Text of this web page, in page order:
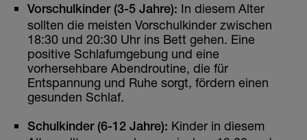
Vorschulkinder (3-5 Jahre): In diesem Alter
sollten die meisten Vorschulkinder zwischen
18:30 und 20:30 Uhr ins Bett gehen. Eine
positive Schlafumgebung und eine
vorhersehbare Abendroutine, die für
Entspannung und Ruhe sorgt, fördern einen
gesunden Schlaf.
Schulkinder (6-12 Jahre): Kinder in diesem